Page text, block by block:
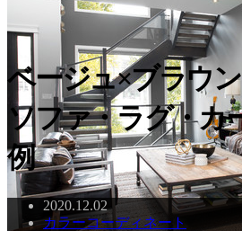
ベージュ×ブラウ
ソファ・ラグ・カ
例
2020.12.02
カラーコーディネート